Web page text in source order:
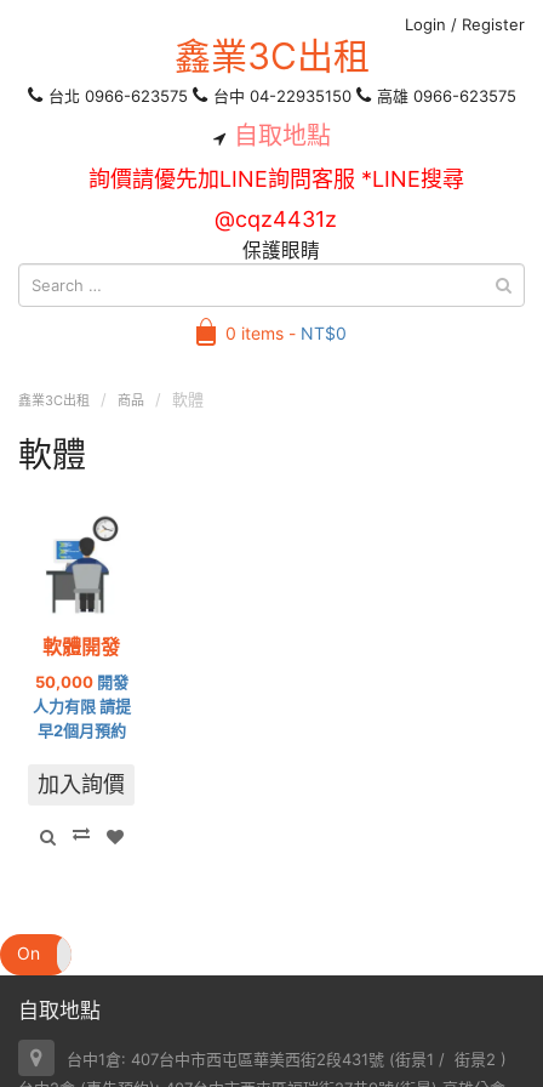
Login / Register
鑫業3C出租
台北 0966-623575 台中 04-22935150 高雄 0966-623575
自取地點
詢價請優先加LINE詢問客服 *LINE搜尋
@cqz4431z
保護眼睛
0 items - NT$0
鑫業3C出租 商品 軟體
軟體
軟體開發
50,000開發
人力有限 請提
早2個月預約
加入詢價
On
自取地點
台中1倉: 407台中市西屯區華美西街2段431號 (街景1 / 街景2 )